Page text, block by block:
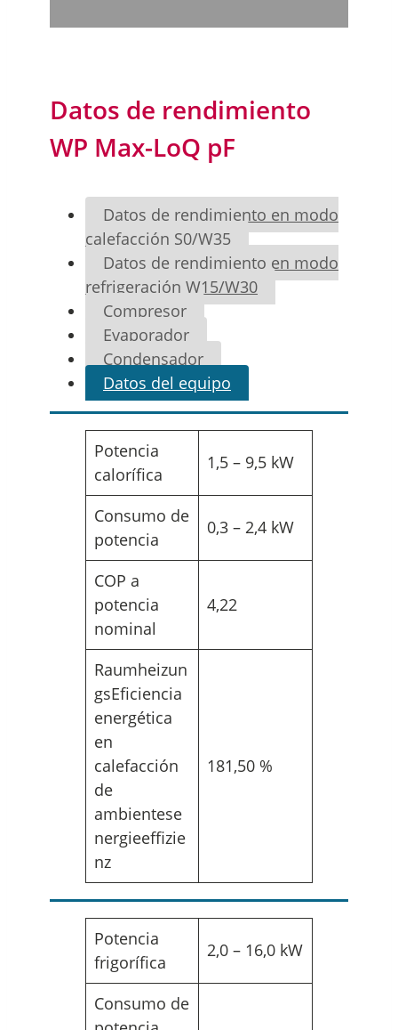
Datos de rendimiento
WP Max-LoQ pF
Datos de rendimiento en modo
calefacción S0/W35
Datos de rendimiento en modo
refrigeración W15/W30
Compresor
Evaporador
Condensador
Datos del equipo
Potencia
calorífica
1,5 – 9,5 kW
Consumo de
potencia
0,3 – 2,4 kW
COP a
potencia
nominal
4,22
Raumheizun
gsEficiencia
energética
en
calefacción
de
ambientese
nergieeffizie
nz
181,50 %
Potencia
frigorífica
2,0 – 16,0 kW
Consumo de